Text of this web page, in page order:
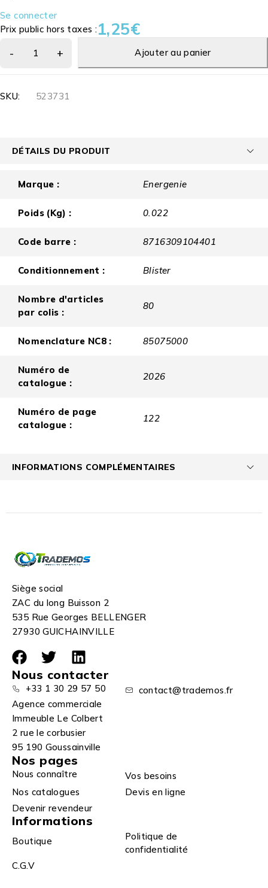
Se connecter
Prix public hors taxes :1,25€
Ajouter au panier
SKU: 523731
DÉTAILS DU PRODUIT
Marque : Energenie
Poids (Kg) : 0.022
Code barre : 8716309104401
Conditionnement : Blister
Nombre d'articles
par colis :
80
Nomenclature NC8 : 85075000
Numéro de
catalogue :
2026
Numéro de page
catalogue :
122
INFORMATIONS COMPLÉMENTAIRES
Siège social
ZAC du long Buisson 2
535 Rue Georges BELLENGER
27930 GUICHAINVILLE
Nous contacter
+33 1 30 29 57 50
contact@trademos.fr
Agence commerciale
Immeuble Le Colbert
2 rue le corbusier
95 190 Goussainville
Nos pages
Nous connaître
Vos besoins
Nos catalogues
Devis en ligne
Devenir revendeur
Informations
Boutique
Politique de
confidentialité
C.G.V